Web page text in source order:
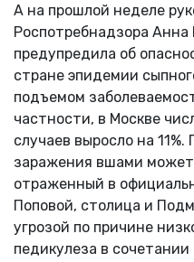
А на прошлой неделе
Роспотребнадзора Анна
предупредила об
стране эпидемии
подъемом
частности, в Москве
случаев выросло на
заражения вшами
отраженный в
Поповой, столица и
угрозой по причине
педикулеза в